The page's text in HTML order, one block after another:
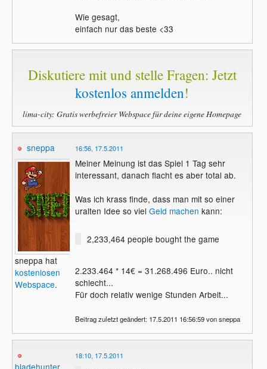
Wie gesagt,
einfach nur das beste <33
Diskutiere mit und stelle Fragen: Jetzt
kostenlos anmelden!
lima-city: Gratis werbefreier Webspace für deine eigene Homepage
sneppa
sneppa hat
kostenlosen
Webspace.
16:56, 17.5.2011
Meiner Meinung ist das Spiel 1 Tag sehr
interessant, danach flacht es aber total ab.
Was ich krass finde, dass man mit so einer
uralten Idee so viel Geld machen kann:
2,233,464 people bought the game
2.233.464 * 14€ = 31.268.496 Euro.. nicht
schlecht...
Für doch relativ wenige Stunden Arbeit...
Beitrag zuletzt geändert: 17.5.2011 16:56:59 von sneppa
18:10, 17.5.2011